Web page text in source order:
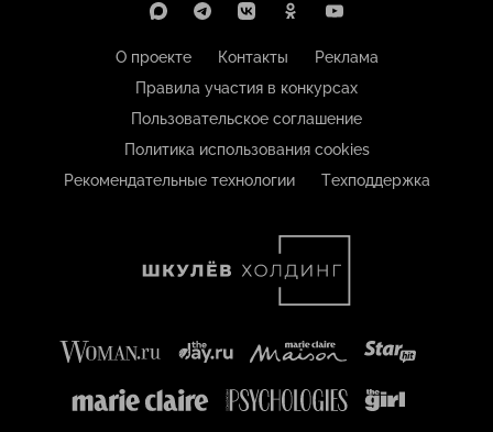
О проекте Контакты
Реклама
Правила участия в конкурсах
Пользовательское соглашение
Политика использования cookies
Рекомендательные технологии
Техподдержка